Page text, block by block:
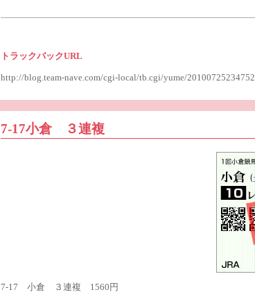
トラックバックURL
http://blog.team-nave.com/cgi-local/tb.cgi/yume/20100725234752
7-17小倉 ３連複
7-17 小倉 ３連複 1560円